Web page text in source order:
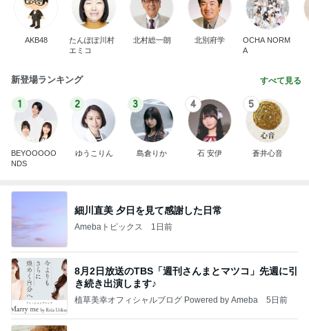
AKB48
たんぽぽ川村
エミコ
北村総一朗 北別府学
OCHA NORM
A
新登場ランキング すべて見る
1
BEYOOOOO
NDS
2
ゆうこりん
3
島倉りか
4
石 安伊
5
蒼井心音
細川直美 夕日を見て感謝した日常
Amebaトピックス 1日前
8月2日放送のTBS「週刊さんまとマツコ」先週に引
き続き出演します♪
植草美幸オフィシャルブログ Powered by Ameba 5日前